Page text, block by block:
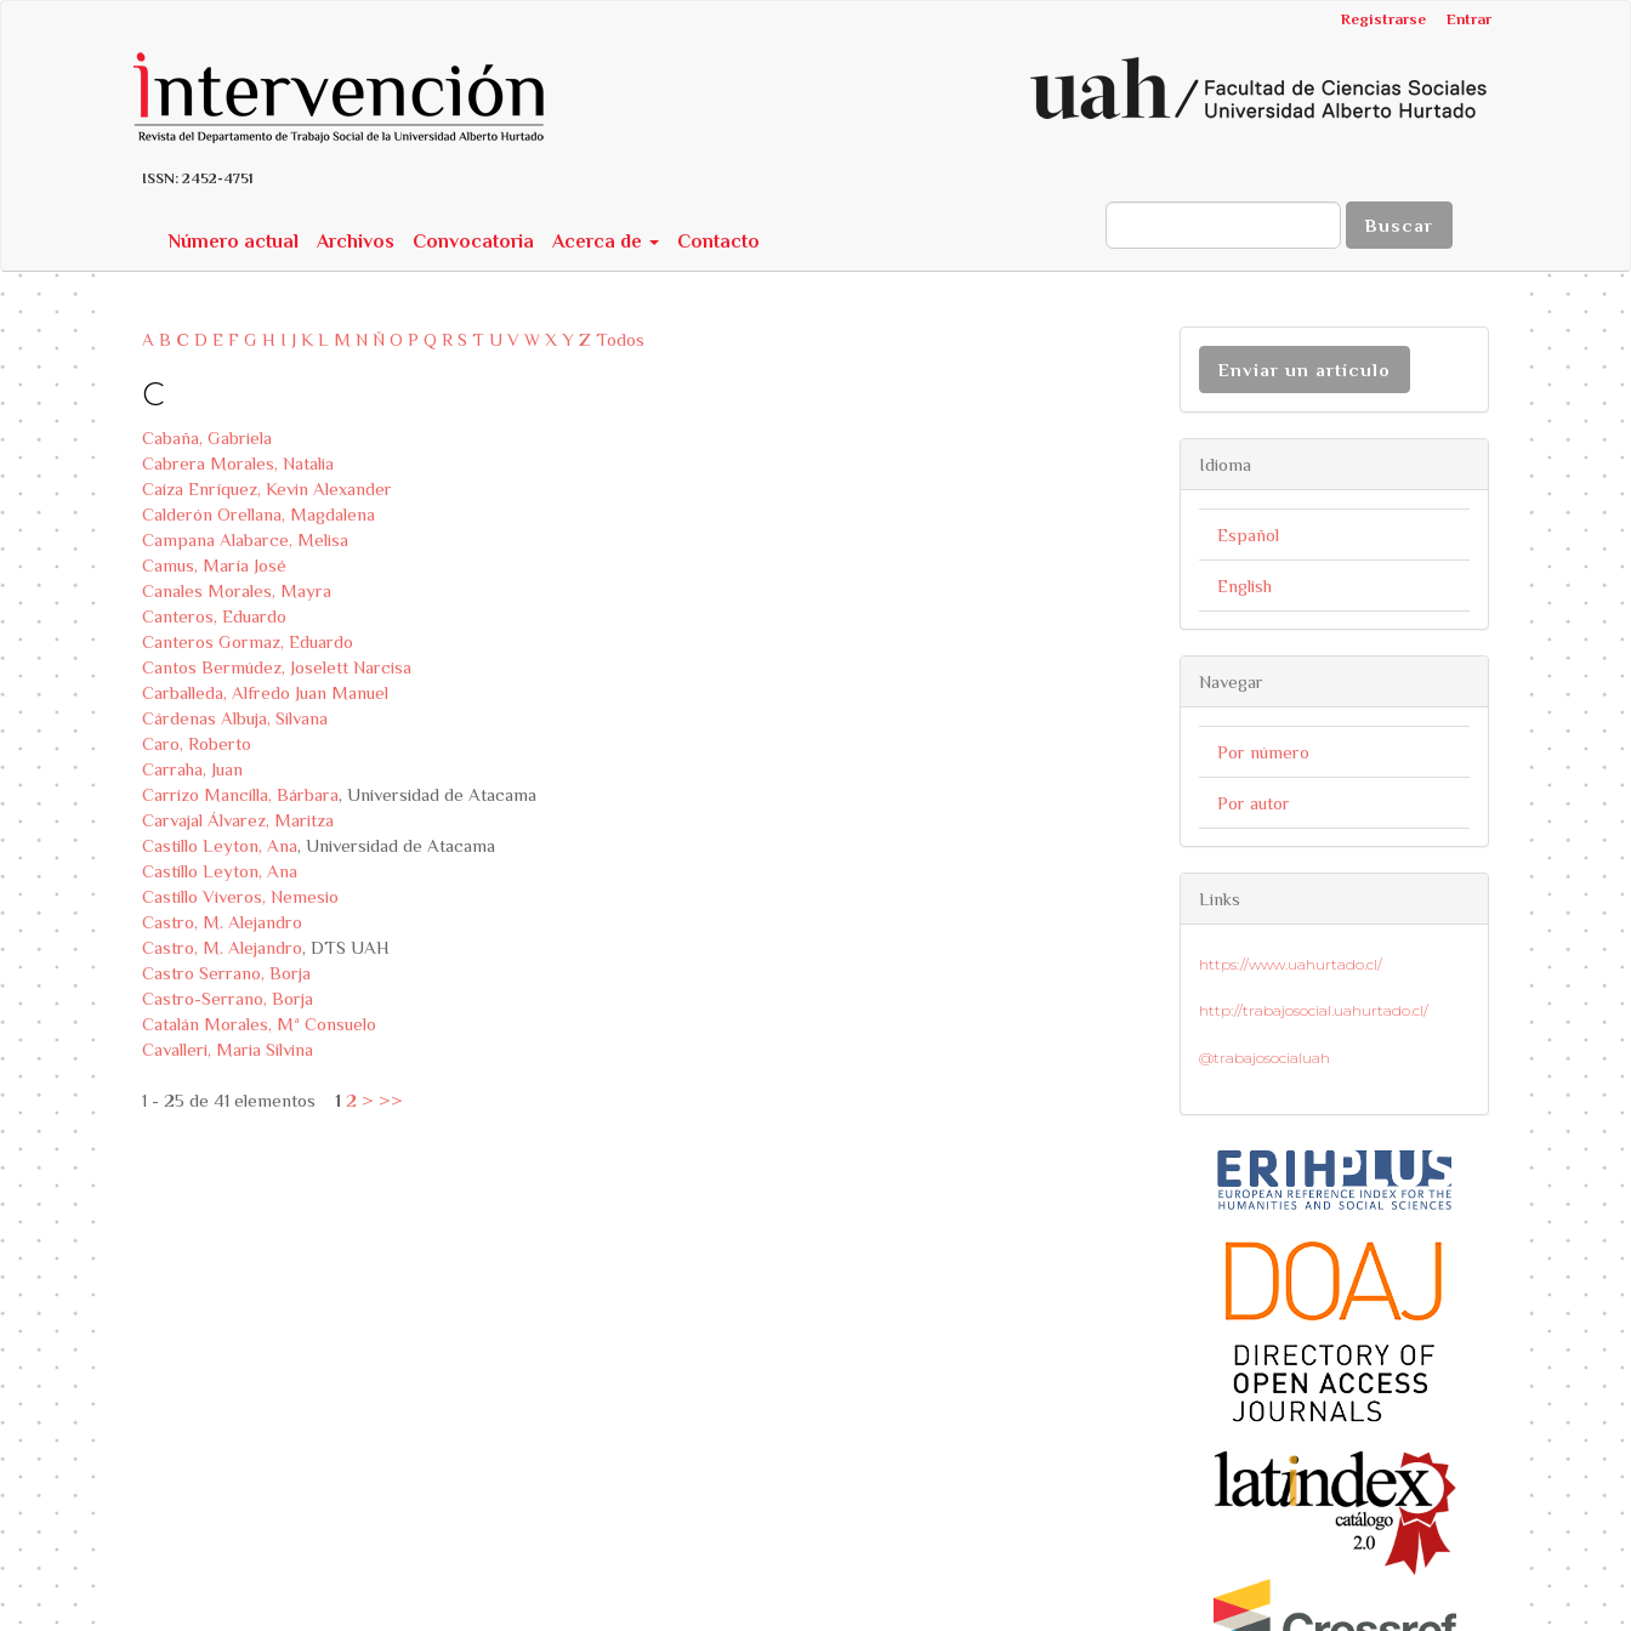
##plugins.themes.bootstrap3.accessible_menu.main_content##
##plugins.themes.bootstrap3.accessible_menu.sidebar##
Registrarse Entrar
ISSN: 2452-4751
Número actual Archivos Convocatoria Acerca de Contacto
Buscar
A B C D E F G H I J K L M N Ñ O P Q R S T U V W X Y Z Todos
C
Cabaña, Gabriela
Cabrera Morales, Natalia
Caiza Enríquez, Kevin Alexander
Calderón Orellana, Magdalena
Campana Alabarce, Melisa
Camus, María José
Canales Morales, Mayra
Canteros, Eduardo
Canteros Gormaz, Eduardo
Cantos Bermúdez, Joselett Narcisa
Carballeda, Alfredo Juan Manuel
Cárdenas Albuja, Silvana
Caro, Roberto
Carraha, Juan
Carrizo Mancilla, Bárbara, Universidad de Atacama
Carvajal Álvarez, Maritza
Castillo Leyton, Ana, Universidad de Atacama
Castillo Leyton, Ana
Castillo Viveros, Nemesio
Castro, M. Alejandro
Castro, M. Alejandro, DTS UAH
Castro Serrano, Borja
Castro-Serrano, Borja
Catalán Morales, Mª Consuelo
Cavalleri, Maria Silvina
1 - 25 de 41 elementos 1 2 > >>
Enviar un artículo
Idioma
Español
English
Navegar
Por número
Por autor
Links
https://www.uahurtado.cl/
http://trabajosocial.uahurtado.cl/
@trabajosocialuah